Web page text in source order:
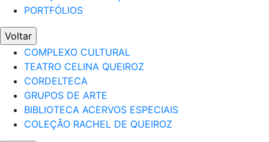
PORTFÓLIOS
Voltar
COMPLEXO CULTURAL
TEATRO CELINA QUEIROZ
CORDELTECA
GRUPOS DE ARTE
BIBLIOTECA ACERVOS ESPECIAIS
COLEÇÃO RACHEL DE QUEIROZ